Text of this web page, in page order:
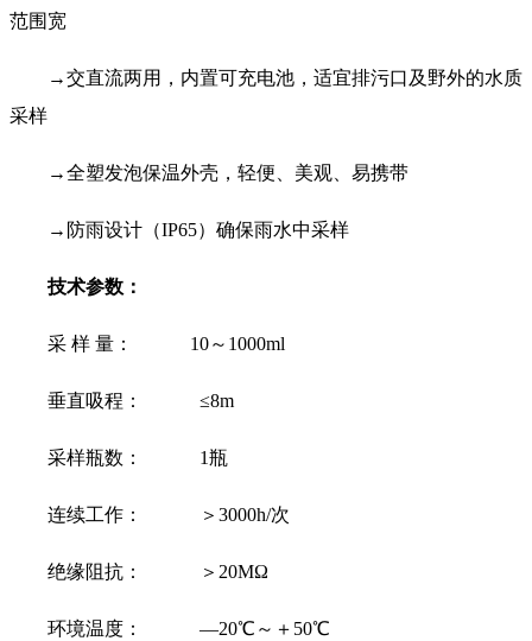
范围宽
→交直流两用，内置可充电池，适宜排污口及野外的水质
采样
→全塑发泡保温外壳，轻便、美观、易携带
→防雨设计（IP65）确保雨水中采样
技术参数：
采 样 量： 10～1000ml
垂直吸程： ≤8m
采样瓶数： 1瓶
连续工作： ＞3000h/次
绝缘阻抗： ＞20MΩ
环境温度： —20℃～＋50℃